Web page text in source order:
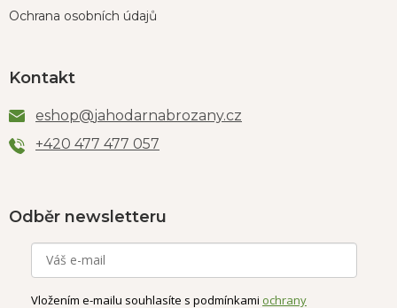
Ochrana osobních údajů
Kontakt
eshop@jahodarnabrozany.cz
+420 477 477 057
Odběr newsletteru
Vložením e-mailu souhlasíte s podmínkami ochrany